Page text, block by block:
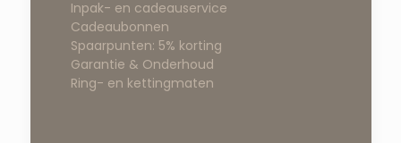
Inpak- en cadeauservice
Cadeaubonnen
Spaarpunten: 5% korting
Garantie & Onderhoud
Ring- en kettingmaten